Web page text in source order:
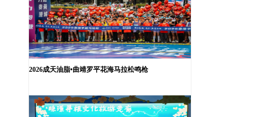
2026成天油脂•曲靖罗平花海马拉松鸣枪